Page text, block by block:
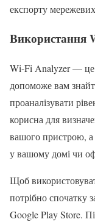
експорту
Використання
Wi-Fi Analyzer — це
допоможе вам
проаналізувати
корисна для
вашого пристрою,
у вашому домі чи
Щоб
потрібно спочатку
Google Play Store.